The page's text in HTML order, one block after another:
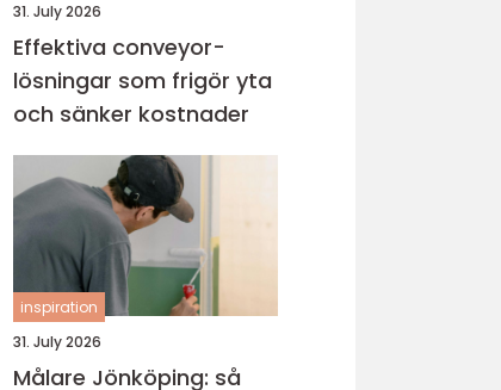
31. July 2026
Effektiva conveyor-
lösningar som frigör yta
och sänker kostnader
inspiration
31. July 2026
Målare Jönköping: så